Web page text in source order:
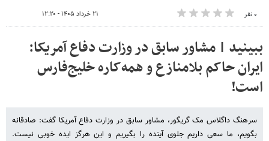
۰ نفر ۲۱ خرداد ۱۴۰۵ - ۱۲:۲۰
ببینید | مشاور سابق در وزارت دفاع آمریکا:
ایران حاکم بلامنازع و همه‌کاره خلیج‌فارس
است!
سرهنگ داگلاس مک گریگور، مشاور سابق در وزارت دفاع آمریکا گفت: صادقانه
بگویم، ما سعی داریم جلوی آینده را بگیریم و این هرگز ایده خوبی نیست.